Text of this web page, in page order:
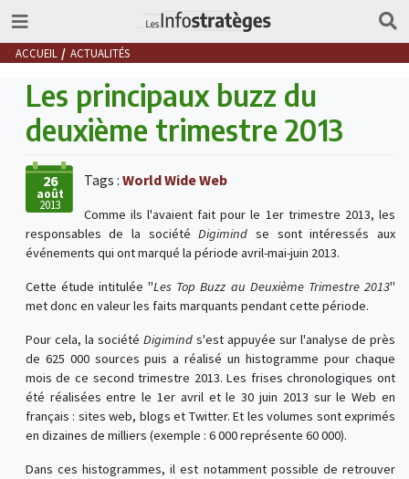
ACCUEIL ACTUALITÉS
Les principaux buzz du
deuxième trimestre 2013
26
août
2013
Tags : World Wide Web
Comme ils l'avaient fait pour le 1er trimestre 2013, les
responsables de la sociétéDigimind se sont intéressés aux
événements qui ont marqué la période avril-mai-juin 2013.
Cette étude intitulée "Les Top Buzz au Deuxième Trimestre 2013"
met donc en valeur les faits marquants pendant cette période.
Pour cela, la société Digiminds'est appuyée sur l'analyse de près
de 625 000 sources puis a réalisé un histogramme pour chaque
mois de ce second trimestre 2013. Les frises chronologiques ont
été réalisées entre le 1er avril et le 30 juin 2013 sur le Web en
français : sites web, blogs et Twitter. Et les volumes sont exprimés
en dizaines de milliers (exemple : 6 000 représente 60 000).
Dans ces histogrammes, il est notamment possible de retrouver